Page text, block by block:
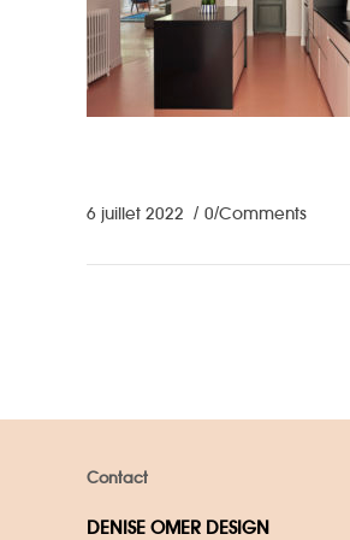
6 juillet 2022 0 Comments
Contact
DENISE OMER DESIGN